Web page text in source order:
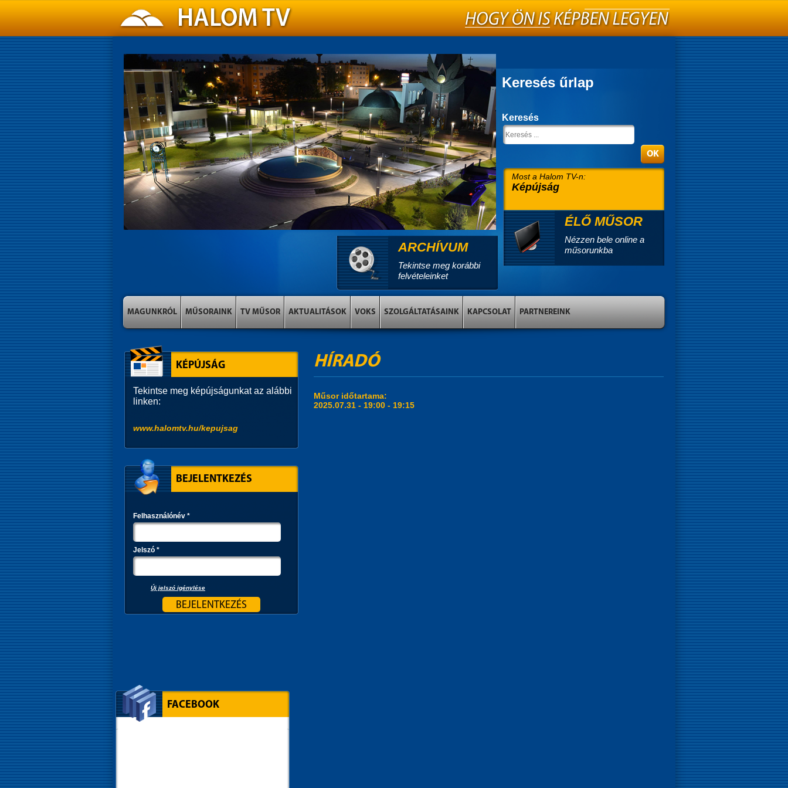
Keresés űrlap
Keresés
Most a Halom TV-n:
Képújság
ÉLŐ MŰSOR
Nézzen bele online a
műsorunkba
ARCHÍVUM
Tekintse meg korábbi
felvételeinket
MAGUNKRÓL MŰSORAINK TV MŰSOR AKTUALITÁSOK VOKS SZOLGÁLTATÁSAINK KAPCSOLAT PARTNEREINK
HÍRADÓ
Műsor időtartama:
2025.07.31 - 19:00 - 19:15
KÉPÚJSÁG
Tekintse meg képújságunkat az alábbi
linken:
www.halomtv.hu/kepujsag
BEJELENTKEZÉS
Felhasználónév *
Jelszó *
Új jelszó igénylése
FACEBOOK